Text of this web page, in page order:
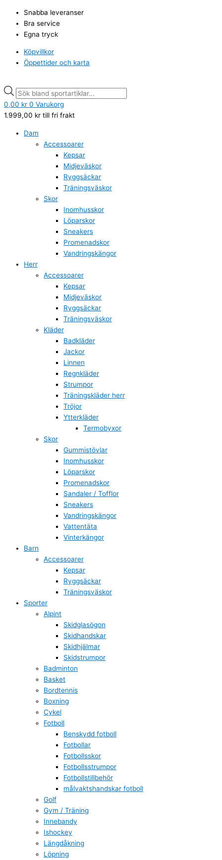
innehåll
Snabba leveranser
Bra service
Egna tryck
Köpvillkor
Öppettider och karta
search
0,00 kr 0 Varukorg
1.999,00 kr till fri frakt
Dam
Accessoarer
Kepsar
Midjeväskor
Ryggsäckar
Träningsväskor
Skor
Inomhusskor
Löparskor
Sneakers
Promenadskor
Vandringskängor
Herr
Accessoarer
Kepsar
Midjeväskor
Ryggsäckar
Träningsväskor
Kläder
Badkläder
Jackor
Linnen
Regnkläder
Strumpor
Träningskläder herr
Tröjor
Ytterkläder
Termobyxor
Skor
Gummistövlar
Inomhusskor
Löparskor
Promenadskor
Sandaler / Tofflor
Sneakers
Vandringskängor
Vattentäta
Vinterkängor
Barn
Accessoarer
Kepsar
Ryggsäckar
Träningsväskor
Sporter
Alpint
Skidglasögon
Skidhandskar
Skidhjälmar
Skidstrumpor
Badminton
Basket
Bordtennis
Boxning
Cykel
Fotboll
Benskydd fotboll
Fotbollar
Fotbollsskor
Fotbollsstrumpor
Fotbollstillbehör
målvaktshandskar fotboll
Golf
Gym / Träning
Innebandy
Ishockey
Längdåkning
Löpning
search
Molten
BG2000
mängd